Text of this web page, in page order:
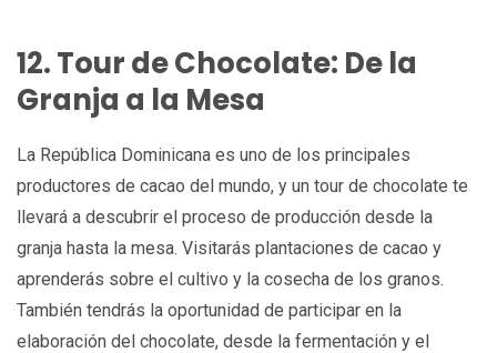
12. Tour de Chocolate: De la
Granja a la Mesa
La República Dominicana es uno de los principales
productores de cacao del mundo, y un tour de chocolate te
llevará a descubrir el proceso de producción desde la
granja hasta la mesa. Visitarás plantaciones de cacao y
aprenderás sobre el cultivo y la cosecha de los granos.
También tendrás la oportunidad de participar en la
elaboración del chocolate, desde la fermentación y el